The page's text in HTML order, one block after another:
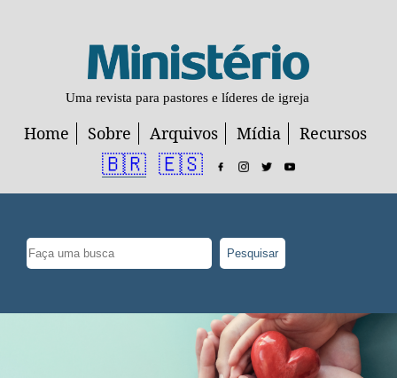
Uma revista para pastores e líderes de igreja
Home Sobre Arquivos Mídia Recursos
🇧🇷 🇪🇸
Pesquisar